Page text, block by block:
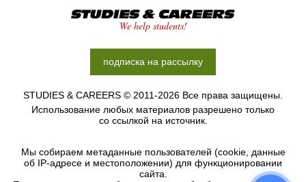
We help students!
подписка на рассылку
STUDIES & CAREERS © 2011-2026 Все права защищены.
Использование любых материалов разрешено только
со ссылкой на источник.
Мы собираем метаданные пользователей (cookie, данные
об IP-адресе и меcтоположении) для функционировании
сайта.